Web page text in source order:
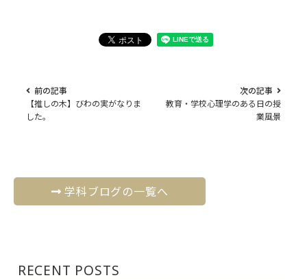
前の記事
【推しの木】びわの実がなりま
した。
次の記事
教育・学校心理学のある日の授
業風景
学科ブログの一覧へ
RECENT POSTS